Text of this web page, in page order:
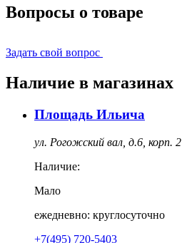
Вопросы о товаре
Задать свой вопрос
Наличие в магазинах
Площадь Ильича
ул. Рогожский вал, д.6, корп. 2
Наличие:
Мало
ежедневно: круглосуточно
+7(495) 720-5403